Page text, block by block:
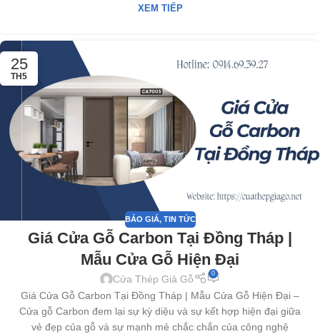
XEM TIẾP
25
TH5
BÁO GIÁ, TIN TỨC
Giá Cửa Gỗ Carbon Tại Đồng Tháp |
Mẫu Cửa Gỗ Hiện Đại
Cửa Thép Giả Gỗ 0
Giá Cửa Gỗ Carbon Tại Đồng Tháp | Mẫu Cửa Gỗ Hiện Đại –
Cửa gỗ Carbon đem lại sự kỳ diệu và sự kết hợp hiện đại giữa
vẻ đẹp của gỗ và sự mạnh mẻ chắc chắn của công nghệ